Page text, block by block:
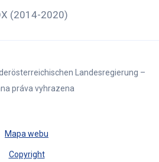
(2014-2020)
Landesregierung –
práva vyhrazena
Mapa webu
Copyright